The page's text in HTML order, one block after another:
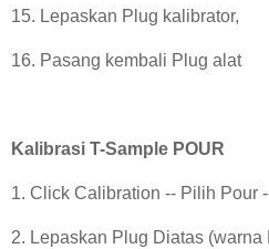
15. Lepaskan Plug kalibrator,
16. Pasang kembali Plug alat
Kalibrasi T-Sample POUR
1. Click Calibration -- Pilih Pour
2. Lepaskan Plug Diatas (warna